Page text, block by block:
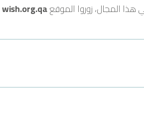
المجال، زوروا الموقعwish.org.qa